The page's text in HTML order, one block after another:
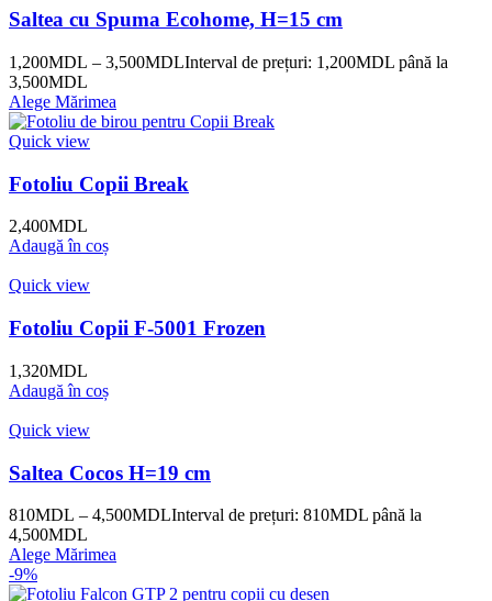
Saltea cu Spuma Ecohome, H=15 cm
1,200MDL – 3,500MDLInterval de prețuri: 1,200MDL până la
3,500MDL
Alege Mărimea
Quick view
Fotoliu Copii Break
2,400MDL
Adaugă în coș
Quick view
Fotoliu Copii F-5001 Frozen
1,320MDL
Adaugă în coș
Quick view
Saltea Cocos H=19 cm
810MDL – 4,500MDLInterval de prețuri: 810MDL până la
4,500MDL
Alege Mărimea
-9%